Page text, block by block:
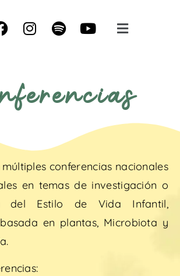
conferencias nacionales
en temas de investigación o
del Estilo de Vida Infantil,
en plantas, Microbiota y